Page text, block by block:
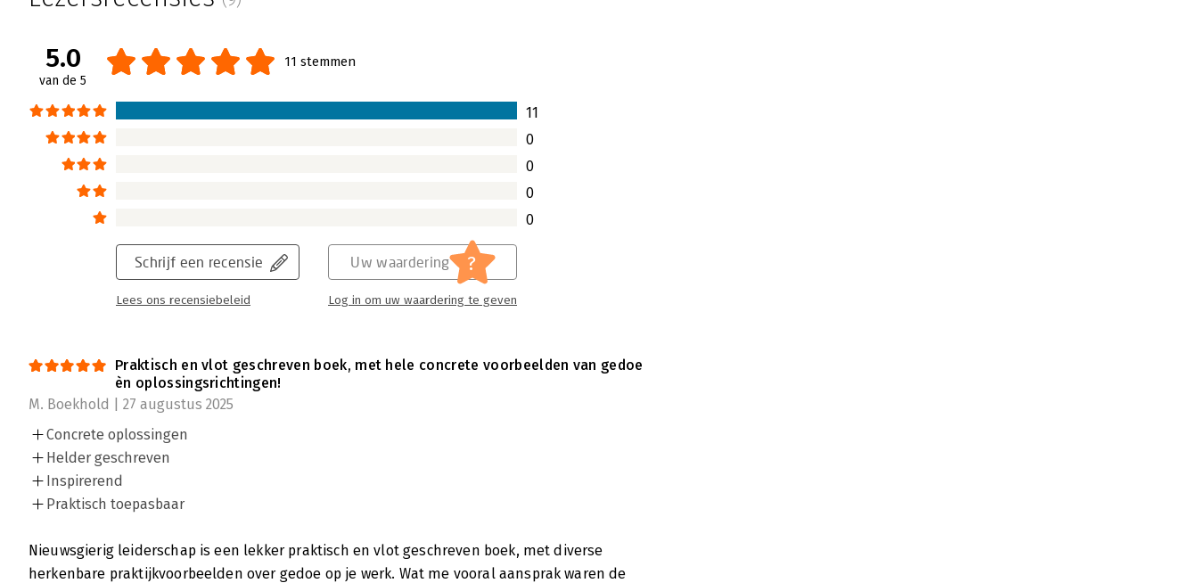
5.0
van de 5
11 stemmen
11
0
0
0
0
Schrijf een recensie
Lees ons recensiebeleid
Uw waardering ?
Log in om uw waardering te geven
Praktisch en vlot geschreven boek, met hele concrete voorbeelden van gedoe
èn oplossingsrichtingen!
M. Boekhold | 27 augustus 2025
Concrete oplossingen
Helder geschreven
Inspirerend
Praktisch toepasbaar
Nieuwsgierig leiderschap is een lekker praktisch en vlot geschreven boek, met diverse
herkenbare praktijkvoorbeelden over gedoe op je werk. Wat me vooral aansprak waren de